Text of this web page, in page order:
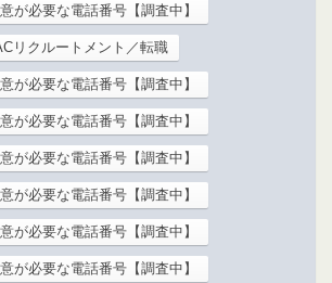
が必要な電話番号【調査中】
リクルートメント／転職
が必要な電話番号【調査中】
が必要な電話番号【調査中】
が必要な電話番号【調査中】
が必要な電話番号【調査中】
が必要な電話番号【調査中】
が必要な電話番号【調査中】